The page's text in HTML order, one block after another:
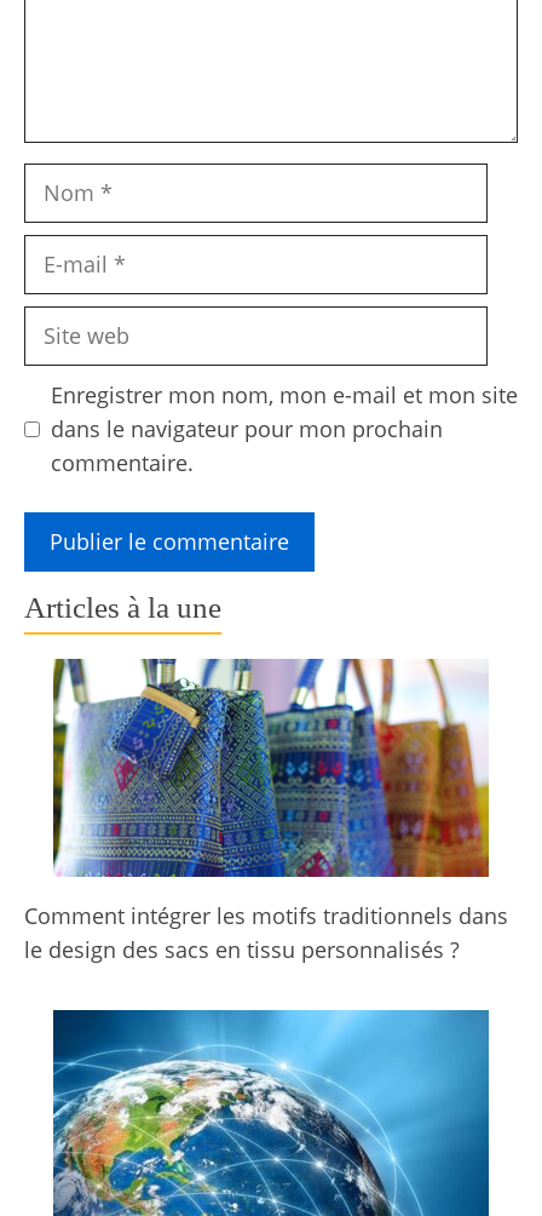
Nom
Site
Enregistrer mon nom, mon e-mail et mon site
dans le navigateur pour mon prochain
commentaire.
Articles à la une
Comment intégrer les motifs traditionnels dans
le design des sacs en tissu personnalisés ?